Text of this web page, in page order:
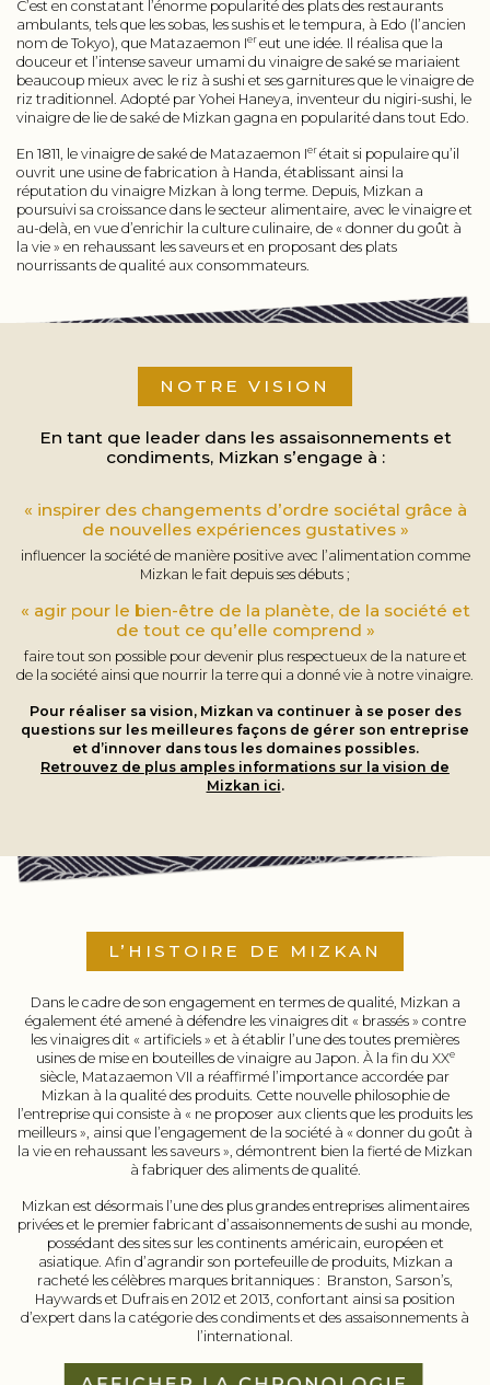
C’est en constatant l’énorme popularité des plats des restaurants
ambulants, tels que les sobas, les sushis et le tempura, à Edo (l’ancien
nom de Tokyo), que Matazaemon Iereut une idée. Il réalisa que la
douceur et l’intense saveur umami du vinaigre de saké se mariaient
beaucoup mieux avec le riz à sushi et ses garnitures que le vinaigre de
riz traditionnel. Adopté par Yohei Haneya, inventeur du nigiri-sushi, le
vinaigre de lie de saké de Mizkan gagna en popularité dans tout Edo.
En 1811, le vinaigre de saké de Matazaemon Ierétait si populaire qu’il
ouvrit une usine de fabrication à Handa, établissant ainsi la
réputation du vinaigre Mizkan à long terme. Depuis, Mizkan a
poursuivi sa croissance dans le secteur alimentaire, avec le vinaigre et
au-delà, en vue d’enrichir la culture culinaire, de « donner du goût à
la vie » en rehaussant les saveurs et en proposant des plats
nourrissants de qualité aux consommateurs.
NOTRE VISION
En tant que leader dans les assaisonnements et
condiments, Mizkan s’engage à :
« inspirer des changements d’ordre sociétal grâce à
de nouvelles expériences gustatives »
influencer la société de manière positive avec l’alimentation comme
Mizkan le fait depuis ses débuts ;
« agir pour le bien-être de la planète, de la société et
de tout ce qu’elle comprend »
faire tout son possible pour devenir plus respectueux de la nature et
de la société ainsi que nourrir la terre qui a donné vie à notre vinaigre.
Pour réaliser sa vision, Mizkan va continuer à se poser des
questions sur les meilleures façons de gérer son entreprise
et d’innover dans tous les domaines possibles.
Retrouvez de plus amples informations sur la vision de
Mizkan ici.
L’HISTOIRE DE MIZKAN
Dans le cadre de son engagement en termes de qualité, Mizkan a
également été amené à défendre les vinaigres dit « brassés » contre
les vinaigres dit « artificiels » et à établir l’une des toutes premières
usines de mise en bouteilles de vinaigre au Japon. À la fin du XXe
siècle, Matazaemon VII a réaffirmé l’importance accordée par
Mizkan à la qualité des produits. Cette nouvelle philosophie de
l’entreprise qui consiste à « ne proposer aux clients que les produits les
meilleurs », ainsi que l’engagement de la société à « donner du goût à
la vie en rehaussant les saveurs », démontrent bien la fierté de Mizkan
à fabriquer des aliments de qualité.
Mizkan est désormais l’une des plus grandes entreprises alimentaires
privées et le premier fabricant d’assaisonnements de sushi au monde,
possédant des sites sur les continents américain, européen et
asiatique. Afin d’agrandir son portefeuille de produits, Mizkan a
racheté les célèbres marques britanniques : Branston, Sarson’s,
Haywards et Dufrais en 2012 et 2013, confortant ainsi sa position
d’expert dans la catégorie des condiments et des assaisonnements à
l’international.